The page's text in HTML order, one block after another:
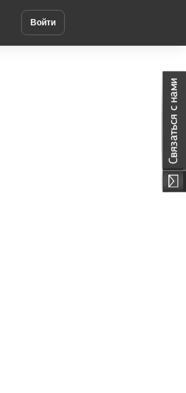
Войти